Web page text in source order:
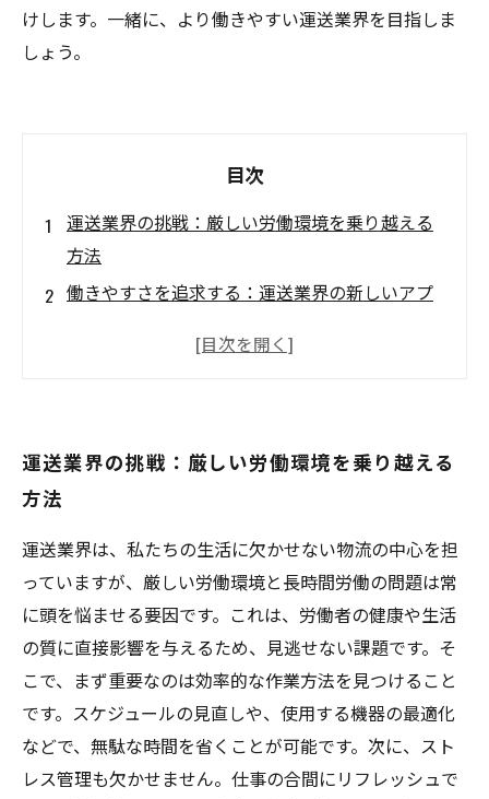
けします。一緒に、より働きやすい運送業界を目指しま
しょう。
目次
運送業界の挑戦：厳しい労働環境を乗り越える
方法
働きやすさを追求する：運送業界の新しいアプ
効率的な作業方法とは？運送業界での工夫とア
保つために
界の成功の秘訣
最新トレンドに学ぶ：運送業界でキャリアを築
くためのポイント
一緒に目指そう！より良い運送業界での働き方
を求めて
運送業界の挑戦：厳しい労働環境を乗り越える
方法
運送業界は、私たちの生活に欠かせない物流の中心を担
っていますが、厳しい労働環境と長時間労働の問題は常
に頭を悩ませる要因です。これは、労働者の健康や生活
の質に直接影響を与えるため、見逃せない課題です。そ
こで、まず重要なのは効率的な作業方法を見つけること
です。スケジュールの見直しや、使用する機器の最適化
などで、無駄な時間を省くことが可能です。次に、スト
レス管理も欠かせません。仕事の合間にリフレッシュで